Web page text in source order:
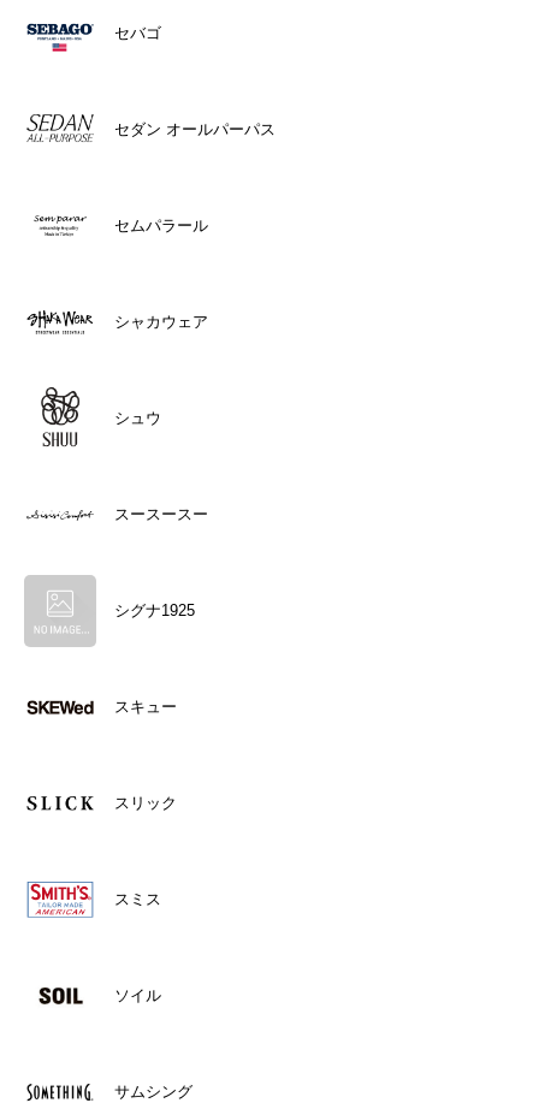
セバゴ
セダン オールパーパス
セムパラール
シャカウェア
シュウ
スースースー
シグナ1925
スキュー
スリック
スミス
ソイル
サムシング